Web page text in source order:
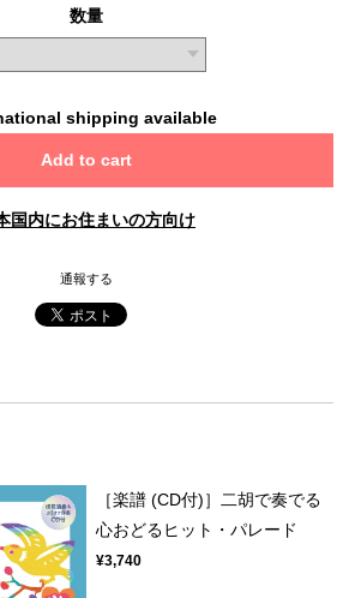
数量
shipping available
Add to cart
国内にお住まいの方向け
通報する
［楽譜 (CD付)］二胡で奏でる
心おどるヒット・パレード
¥3,740